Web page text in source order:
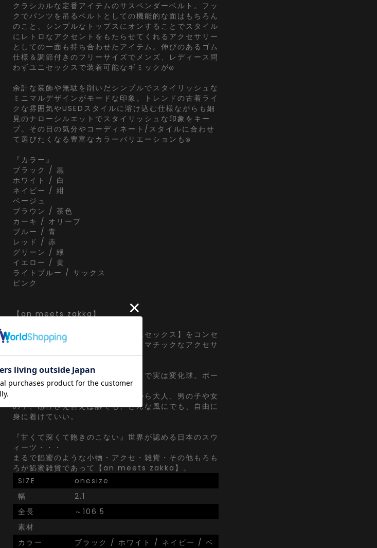
クラシカルな定番アイテムのサスペンダーベルト。フッ
クでパンツを吊るベルトとしての機能的な面はもちろん
のこと、シンプルなトップスにオンすることでスタイル
にレトロなアクセントをもたらせてくれるアクセサリー
としての一面も持ち合わせたアイテム。伸びのあるゴム
仕様＆調節付きのフリーサイズでメンズ、レディース問
わずユニセックスで装着可能なギミックが◎
余計な装飾や無駄を削いだシンプルでスタイリッシュな
ミニマルデザインがモードな印象。トレンドの古着ライ
クな雰囲気やUSEDスタイルに溶け込む仕様ながらも細
見のナローシルエットでスタイリッシュな印象をキー
プ。その日の気分やコーディネート/スタイルに合わせ
て選びたくなる豊富なカラーバリエーションも◎
『カラー』
ブラック / 黒
ホワイト / 白
ネイビー / 紺
ベージュ
ブラウン / 茶色
カーキ / オリーブ
ブルー / 青
レッド / 赤
グリーン / 緑
イエロー / 黄
ライトブルー / サックス
ピンク
【an meets zakka】
アンコロックとしての視点で【ユニセックス】をコンセ
プトに世界中からセレクトしたドラマチックなアクセサ
リー。
ヘンテコで可愛らしい。直球なようで実は変化球。ボー
ダレスでジェンダーレス・・・
エレガントなものを大前提に子供から大人、男の子や女
の子、感性さえ合えば誰でも、どんな風にでも、自由に
身に着けていい。
『甘くて深くて飽きのこない』世界が認める日本のスウ
ィーツ・・・
まるで餡蜜のような小物・アクセ・雑貨・その他もろも
ろが餡蜜雑貨であって【an meets zakka】。
SIZE
onesize
幅
2.1
全長
～106.5
素材
カラー
ブラック / ホワイト / ネイビー / ベ